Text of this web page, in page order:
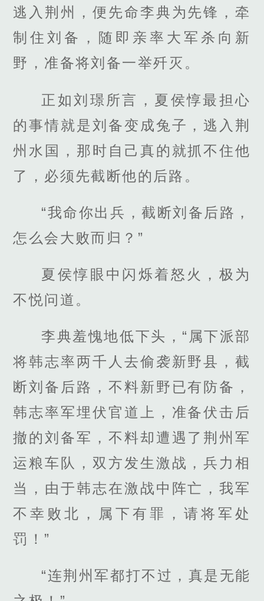
逃入荆州，便先命李典为先锋，牵
制住刘备，随即亲率大军杀向新
野，准备将刘备一举歼灭。
正如刘璟所言，夏侯惇最担心
的事情就是刘备变成兔子，逃入荆
州水国，那时自己真的就抓不住他
了，必须先截断他的后路。
“我命你出兵，截断刘备后路，
怎么会大败而归？”
夏侯惇眼中闪烁着怒火，极为
不悦问道。
李典羞愧地低下头，“属下派部
将韩志率两千人去偷袭新野县，截
断刘备后路，不料新野已有防备，
韩志率军埋伏官道上，准备伏击后
撤的刘备军，不料却遭遇了荆州军
运粮车队，双方发生激战，兵力相
当，由于韩志在激战中阵亡，我军
不幸败北，属下有罪，请将军处
罚！”
“连荆州军都打不过，真是无能